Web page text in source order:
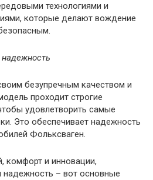
технологиями и
которые делают вождение
надежность
безупречным качеством и
проходит строгие
удовлетворить самые
Это обеспечивает надежность
Фольксваген.
комфорт и инновации,
надежность – вот основные